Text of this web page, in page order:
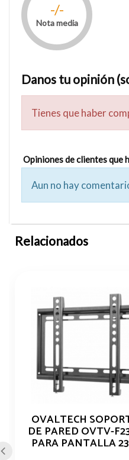
-/-
Nota media
Danos tu opinión
Tienes que haber
Opiniones de clientes que
Aun no hay
Relacionados
OVALTECH
DE PARED OVTV-
PARA PANTALLA